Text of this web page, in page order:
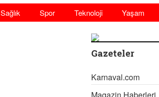
Sağlık Spor Teknoloji Yaşam
Gazeteler
Karnaval.com